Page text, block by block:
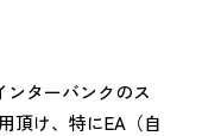
ンターバンクのス
頂け、特にEA（自